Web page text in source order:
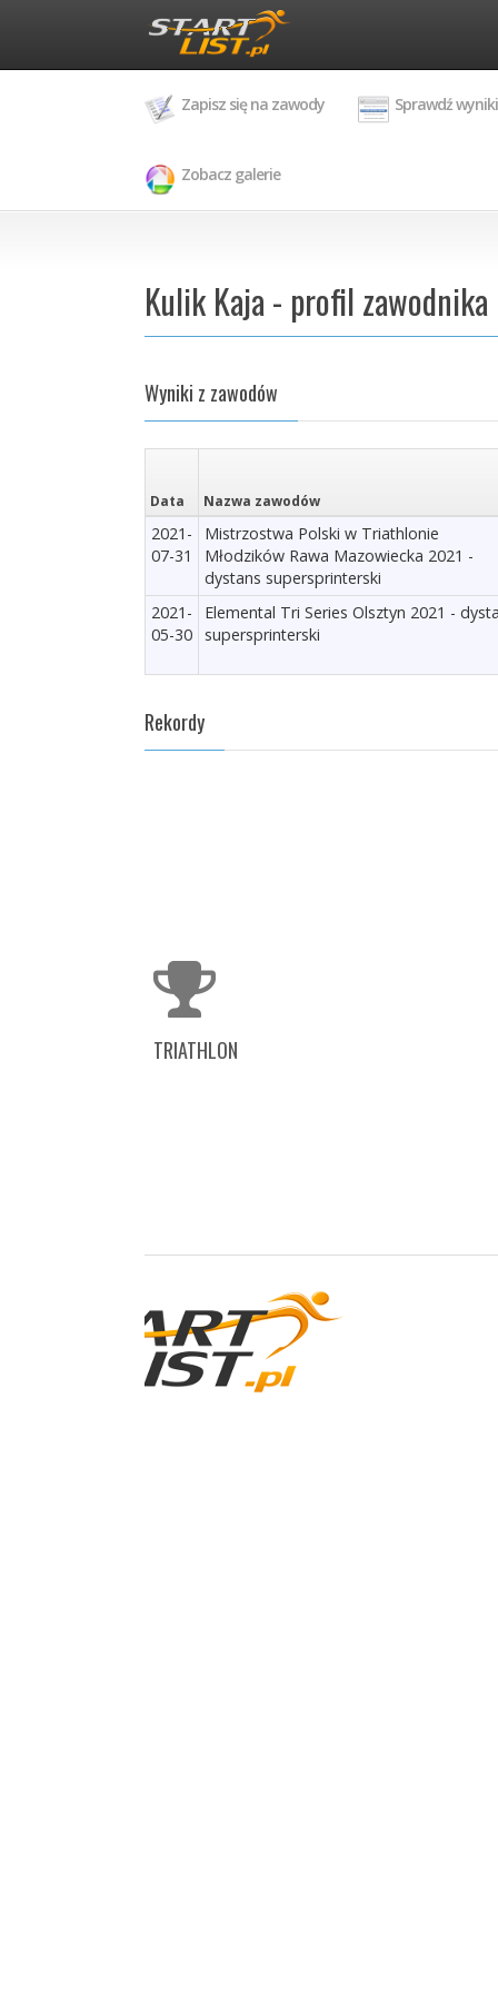
Zapisz się na zawody Sprawdź wyniki
Zobacz galerie
Kulik Kaja - profil zawodnika
Wyniki z zawodów
Data Nazwa zawodów
2021-
07-31
Mistrzostwa Polski w Triathlonie
Młodzików Rawa Mazowiecka 2021 -
dystans supersprinterski
2021-
05-30
Elemental Tri Series Olsztyn 2021 -
supersprinterski
Rekordy
TRIATHLON